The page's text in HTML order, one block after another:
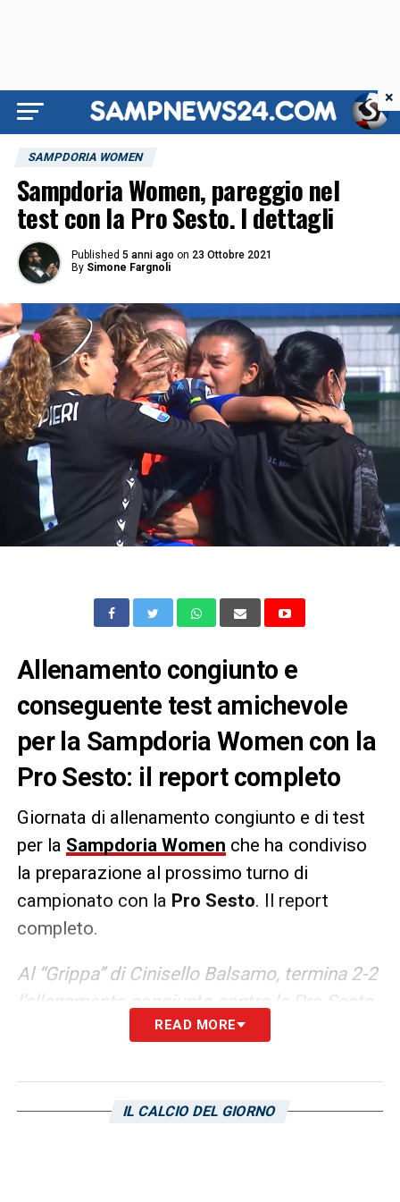
SAMPDORIA WOMEN
Sampdoria Women, pareggio nel
test con la Pro Sesto. I dettagli
Published 5 anni ago on 23 Ottobre 2021
By Simone Fargnoli
Allenamento congiunto e
conseguente test amichevole
per la Sampdoria Women con la
Pro Sesto: il report completo
Giornata di allenamento congiunto e di test
per la Sampdoria Women che ha condiviso
la preparazione al prossimo turno di
campionato con la Pro Sesto. Il report
completo.
Al “Grippa” di Cinisello Balsamo, termina 2-2
l’allenamento congiunto contro la Pro Sesto.
Un tempo a testa per le due compagini: le
frazione con Novellino e Helmvall, hanno
subìto la rimonta delle padrone di casa nella
READ MORE
IL CALCIO DEL GIORNO
×